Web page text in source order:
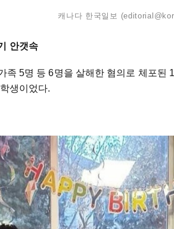
캐나다 한국일보
안갯속
족 5명 등 6명을 살해한 혐의로 체포된
생이었다.